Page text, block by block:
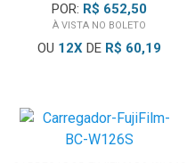
POR: R$ 652,50
À VISTA NO BOLETO
OU 12X DE R$ 60,19